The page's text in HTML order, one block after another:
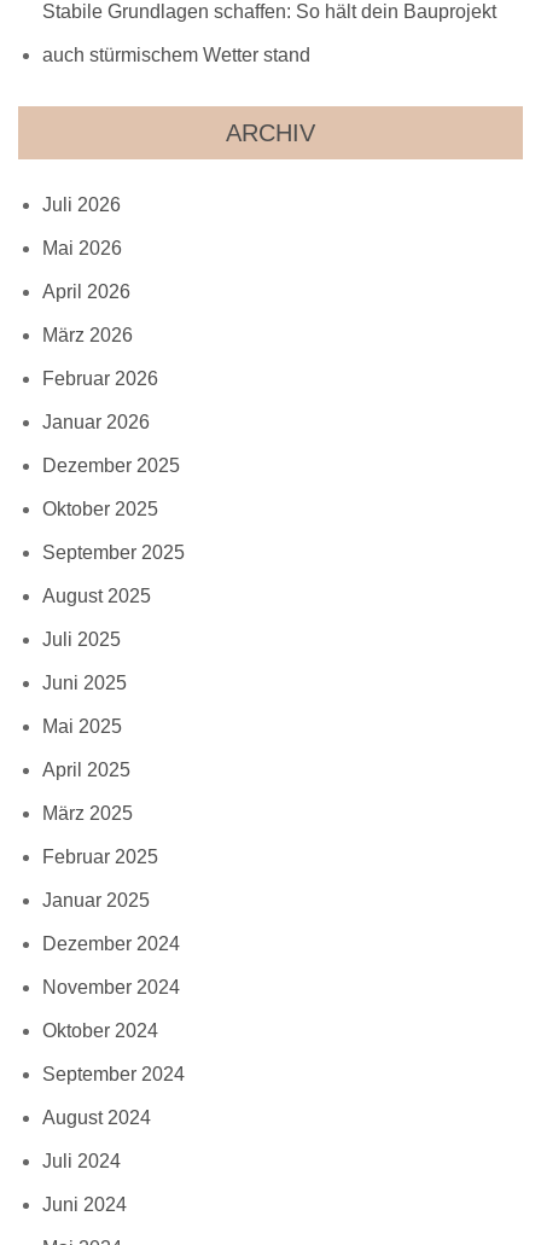
Stabile Grundlagen schaffen: So hält dein Bauprojekt
auch stürmischem Wetter stand
ARCHIV
Juli 2026
Mai 2026
April 2026
März 2026
Februar 2026
Januar 2026
Dezember 2025
Oktober 2025
September 2025
August 2025
Juli 2025
Juni 2025
Mai 2025
April 2025
März 2025
Februar 2025
Januar 2025
Dezember 2024
November 2024
Oktober 2024
September 2024
August 2024
Juli 2024
Juni 2024